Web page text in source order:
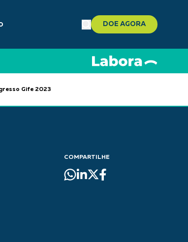
DOE AGORA
Gife 2023
COMPARTILHE